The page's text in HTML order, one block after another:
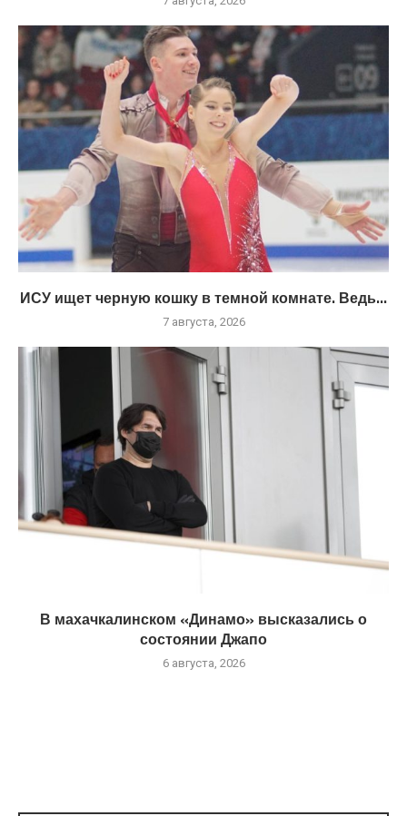
ИСУ ищет черную кошку в темной комнате. Ведь...
7 августа, 2026
В махачкалинском «Динамо» высказались о
состоянии Джапо
6 августа, 2026